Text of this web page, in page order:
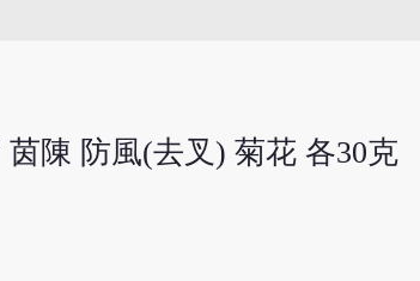
陳 防風(去叉) 菊花 各30克